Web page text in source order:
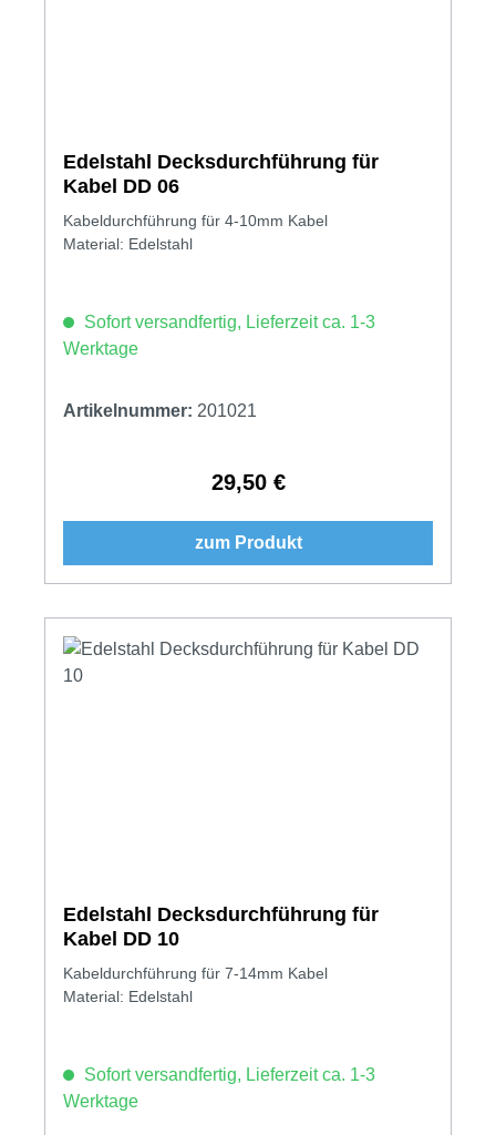
Edelstahl Decksdurchführung für
Kabel DD 06
Kabeldurchführung für 4-10mm Kabel
Material: Edelstahl
Sofort versandfertig, Lieferzeit ca. 1-3
Werktage
Artikelnummer: 201021
Regulärer Preis:
29,50 €
zum Produkt
Edelstahl Decksdurchführung für
Kabel DD 10
Kabeldurchführung für 7-14mm Kabel
Material: Edelstahl
Sofort versandfertig, Lieferzeit ca. 1-3
Werktage